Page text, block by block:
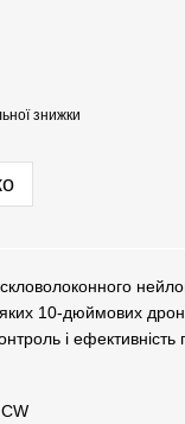
знижки
яких 10-дюймових
і ефективність